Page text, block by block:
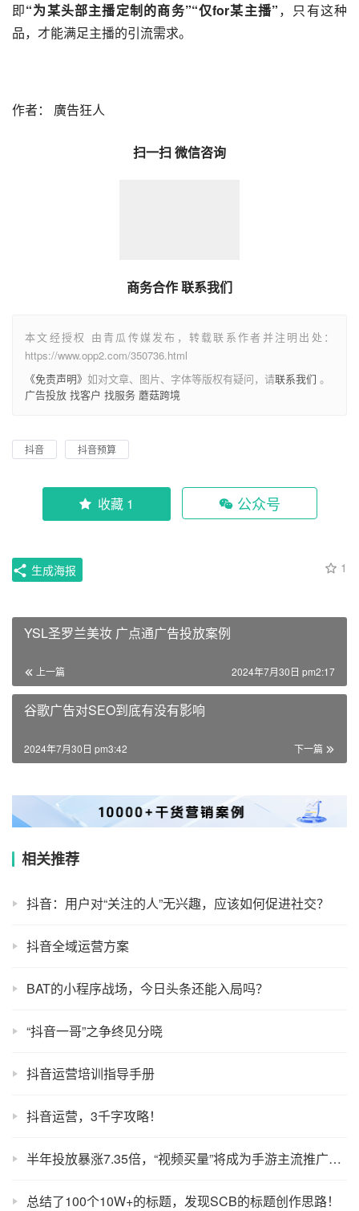
即“为某头部主播定制的商务”“仅for某主播”，只有这种
品，才能满足主播的引流需求。
作者： 廣告狂人
扫一扫 微信咨询
商务合作 联系我们
本文经授权 由青瓜传媒发布，转载联系作者并注明出处：
https://www.opp2.com/350736.html
《免责声明》 如对文章、图片、字体等版权有疑问，请联系我们 。
广告投放 找客户 找服务 蘑菇跨境
抖音 抖音预算
收藏 1 公众号
1
生成海报
YSL圣罗兰美妆 广点通广告投放案例
上一篇 2024年7月30日 pm2:17
谷歌广告对SEO到底有没有影响
下一篇
2024年7月30日 pm3:42
相关推荐
抖音：用户对“关注的人”无兴趣，应该如何促进社交？
抖音全域运营方案
BAT的小程序战场，今日头条还能入局吗？
“抖音一哥”之争终见分晓
抖音运营培训指导手册
抖音运营，3千字攻略！
半年投放暴涨7.35倍，“视频买量”将成为手游主流推广方式？
总结了100个10W+的标题，发现SCB的标题创作思路！